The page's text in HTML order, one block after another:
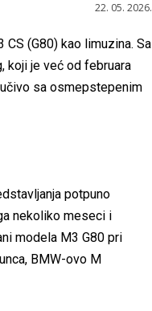
22. 05. 2026.
(G80) kao limuzina. Sa
koji je već od februara
sa osmepstepenim
potpuno
nekoliko meseci i
modela M3 G80 pri
BMW-ovo M